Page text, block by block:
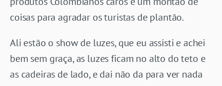
coisas para agradar os turistas de plantão.
Ali estão o show de luzes, que eu assisti e achei
bem sem graça, as luzes ficam no alto do teto e
as cadeiras de lado, e dai não da para ver nada